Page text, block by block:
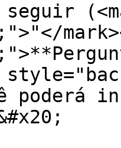
seguir
poderá